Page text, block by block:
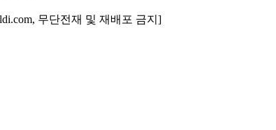
무단전재 및 재배포 금지]